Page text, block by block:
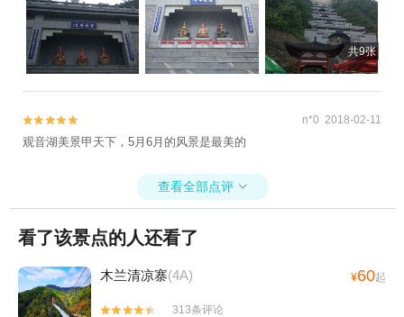
共9张

 n*0 2018-02-11
观音湖美景甲天下，5月6月的风景是最美的
查看全部点评 
看了该景点的人还看了
木兰清凉寨(4A) ¥60起


313条评论